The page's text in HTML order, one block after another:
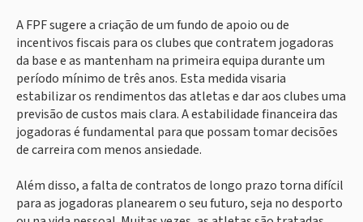
A FPF sugere a criação de um fundo de apoio ou de
incentivos fiscais para os clubes que contratem jogadoras
da base e as mantenham na primeira equipa durante um
período mínimo de três anos. Esta medida visaria
estabilizar os rendimentos das atletas e dar aos clubes uma
previsão de custos mais clara. A estabilidade financeira das
jogadoras é fundamental para que possam tomar decisões
de carreira com menos ansiedade.
Além disso, a falta de contratos de longo prazo torna difícil
para as jogadoras planearem o seu futuro, seja no desporto